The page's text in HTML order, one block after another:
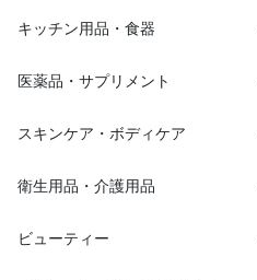
キッチン用品・食器
医薬品・サプリメント
スキンケア・ボディケア
衛生用品・介護用品
ビューティー